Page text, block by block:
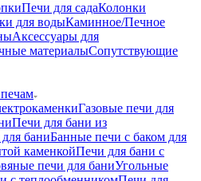
Печи для садаКолонки
для водыКаминное/Печное
Аксессуары для
материалыСопутствующие
Газовые печи для
Печи для бани из
баниБанные печи с баком для
каменкойПечи для бани с
печи для баниУгольные